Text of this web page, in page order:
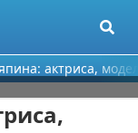
актриса,